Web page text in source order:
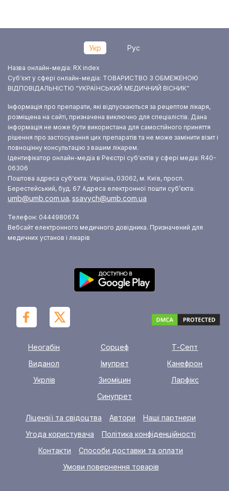
Укр Рус
Назва онлайн-медіа: RX index
Суб‘єкт у сфері онлайн-медіа: ТОВАРИСТВО З ОБМЕЖЕНОЮ
ВІДПОВІДАЛЬНІСТЮ “УКРАЇНСЬКИЙ МЕДИЧНИЙ ВІСНИК”
Інформація про препарати, які відпускаються за рецептом лікаря,
розміщена на сайті, призначена виключно для спеціалістів. Дана
інформація не може бути використана для самостійного приняття
рішення про застосування цих препаратів та не може замінити візит і
повноцінну консультацію з вашим лікарем.
Ідентифікатор онлайн-медіа в Реєстрі суб‘єктів у сфері медіа: R40-
06306
Поштова адреса суб‘єкта: Україна, 03062, м. Київ, просп.
Берестейський, буд. 67 Адреса електронної пошти суб’єкта:
umb@umb.com.ua, ssavych@umb.com.ua
Телефон: 0444980674
Вебсайт електронного медичного довідника. Призначений для
медичних установ і лікарів
Неогабін Сорцеф
Т-Септ
Виданол
Імупрет
Канефрон
Укрлів
Зиоміцин
Ларфікс
Синупрет
Ліцензії та свідоцтва Автори
Наші партнери
Угода користувача
Політика конфіденційності
Контакти
Способи доставки та оплати
Умови повернення товарів